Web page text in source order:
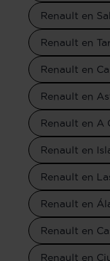
Renault en
Renault en
Renault en
Renault en
Renault en A
Renault en
Renault en
Renault en
Renault en
Renault en